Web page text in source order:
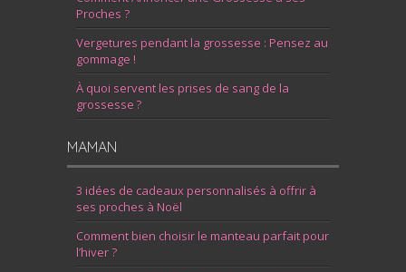
Proches ?
Vergetures pendant la grossesse : Pensez au
gommage !
À quoi servent les prises de sang de la
grossesse ?
MAMAN
3 idées de cadeaux personnalisés à offrir à
ses proches à Noël
Comment bien choisir le manteau parfait pour
l’hiver ?